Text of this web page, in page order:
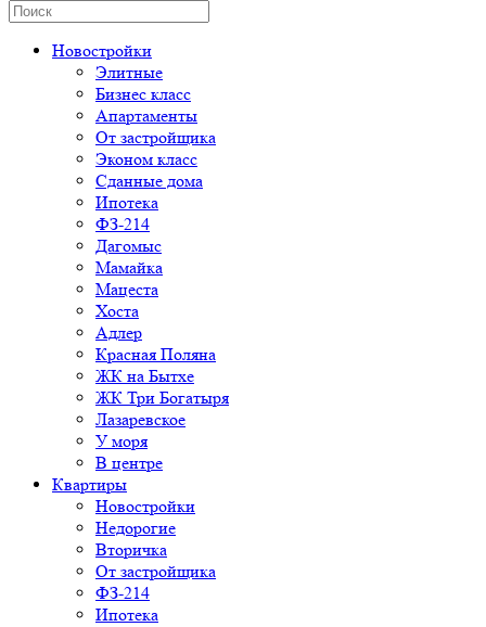
Новостройки
Элитные
Бизнес класс
Апартаменты
От застройщика
Эконом класс
Сданные дома
Ипотека
ФЗ-214
Дагомыс
Мамайка
Мацеста
Хоста
Адлер
Красная Поляна
ЖК на Бытхе
ЖК Три Богатыря
Лазаревское
У моря
В центре
Квартиры
Новостройки
Недорогие
Вторичка
От застройщика
ФЗ-214
Ипотека